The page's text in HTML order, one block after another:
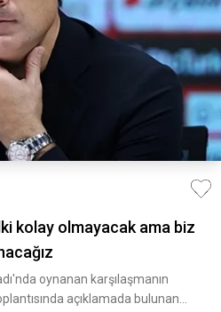
kolay olmayacak ama biz
oynanan karşılaşmanın
açıklamada bulunan